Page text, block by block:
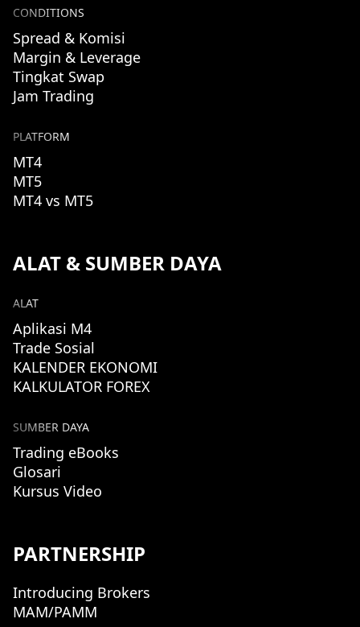
CONDITIONS
Spread & Komisi
Margin & Leverage
Tingkat Swap
Jam Trading
PLATFORM
MT4
MT5
MT4 vs MT5
ALAT & SUMBER DAYA
ALAT
Aplikasi M4
Trade Sosial
KALENDER EKONOMI
KALKULATOR FOREX
SUMBER DAYA
Trading eBooks
Glosari
Kursus Video
PARTNERSHIP
Introducing Brokers
MAM/PAMM